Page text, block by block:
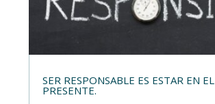
SER RESPONSABLE ES ESTAR EN EL
PRESENTE.